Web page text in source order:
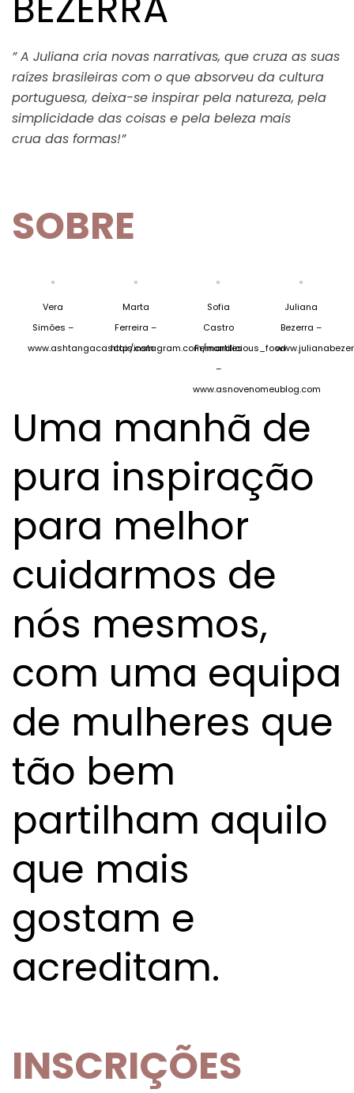
” A Juliana cria novas narrativas, que cruza as suas
raízes brasileiras com o que absorveu da cultura
portuguesa, deixa-se inspirar pela natureza, pela
simplicidade das coisas e pela beleza mais
crua das formas!”
SOBRE
Vera
Simões –
www.ashtangacascais.com
Marta
Ferreira –
http:/instagram.com/martilicious_food
Sofia
Castro
Fernandes
–
www.asnovenomeublog.com
Juliana
Bezerra –
Uma manhã de
pura inspiração
para melhor
cuidarmos de
nós mesmos,
com uma equipa
de mulheres que
tão bem
partilham aquilo
que mais
gostam e
acreditam.
INSCRIÇÕES